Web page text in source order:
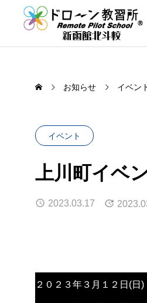
二等国家資格更新講習
お知らせ イベン
イベント
上川町イベ
2023.03.17
２０２３年３月１２日(